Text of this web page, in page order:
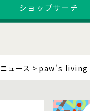
ショップサーチ
ュース paw's living